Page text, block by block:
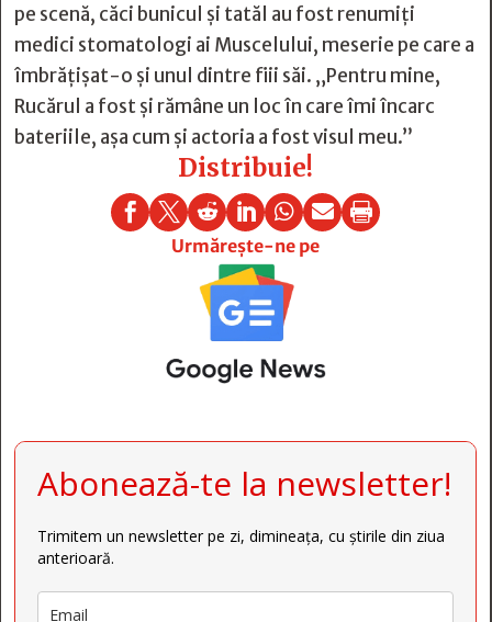
pe scenă, căci bunicul şi tatăl au fost renumiţi
medici stomatologi ai Muscelului, meserie pe care a
îmbrăţişat-o şi unul dintre fiii săi. „Pentru mine,
Rucărul a fost şi rămâne un loc în care îmi încarc
bateriile, aşa cum şi actoria a fost visul meu.”
Distribuie!
     

Urmărește-ne pe
Abonează-te la newsletter!
Trimitem un newsletter pe zi, dimineața, cu știrile din ziua
anterioară.